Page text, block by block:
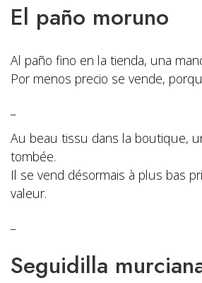
El paño moruno
Al paño fino en la tienda, una
Por menos precio se vende,
Au beau tissu dans la boutique,
tombée.
Il se vend désormais à plus bas
valeur.
Seguidilla